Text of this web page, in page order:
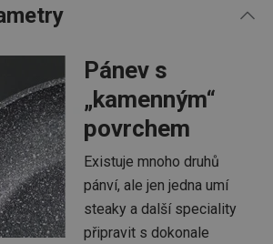
Pánev s
„kamenným“
povrchem
Existuje mnoho druhů
pánví, ale jen jedna umí
steaky a další speciality
připravit s dokonale